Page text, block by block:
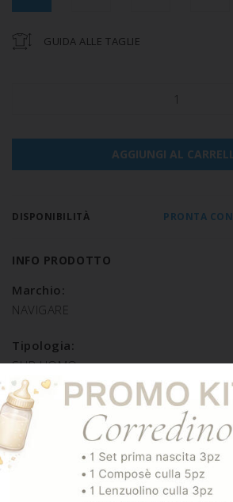
GUIDA ALLE TAGLIE
1
AGGIUNGI AL
DISPONIBILITÀ PRONTA
INFO PRODOTTO
Marchio:
NAVIGARE
Tipologia:
SLIP UOMO
Composizione:
COTONE 95% ELASTAN 5%
SPEDIZIONE E RESO